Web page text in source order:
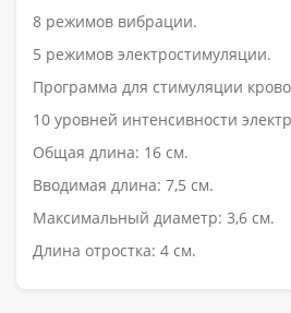
8 режимов вибрации.
5 режимов электростимуляции.
Программа для стимуляции
10 уровней интенсивности
Общая длина: 16 см.
Вводимая длина: 7,5 см.
Максимальный диаметр: 3,6 см.
Длина отростка: 4 см.